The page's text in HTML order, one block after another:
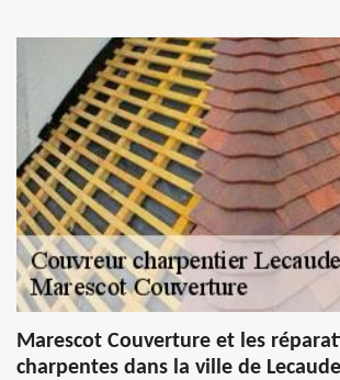
Marescot Couverture et les
charpentes dans la ville de